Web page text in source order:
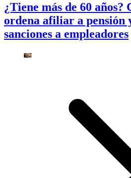
¿Tiene más de 60 años?
ordena afiliar a pensión
sanciones a empleadores